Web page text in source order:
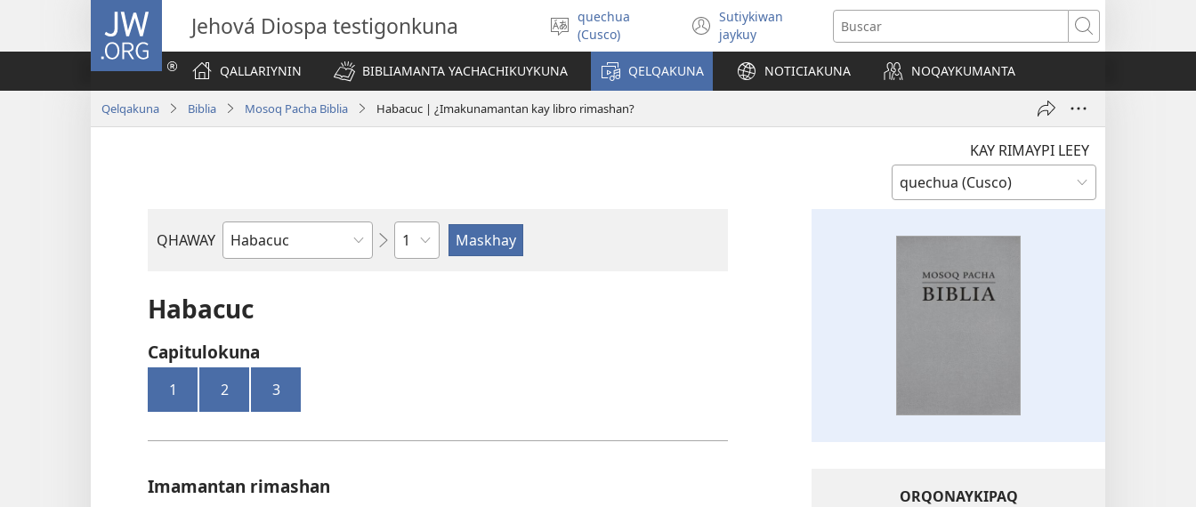
JW.ORG
Jehová Diospa testigonkuna
Simita
akllay
quechua
(Cusco)
Sutiykiwan
jaykuy(abre
una
nueva
ventana)
Buscar
QALLARIYNIN BIBLIAMANTA YACHACHIKUYKUNA QELQAKUNA NOTICIAKUNA NOQAYKUMANTA
Qelqakuna Biblia Mosoq Pacha Biblia Habacuc | ¿Imakunamantan kay libro rimashan?
KAY RIMAYPI LEEY
QHAWAY
Libro
Biblia
Capítulo
Habacuc
Capitulokuna
1 2 3
Imamantan rimashan ORQONAYKIPAQ